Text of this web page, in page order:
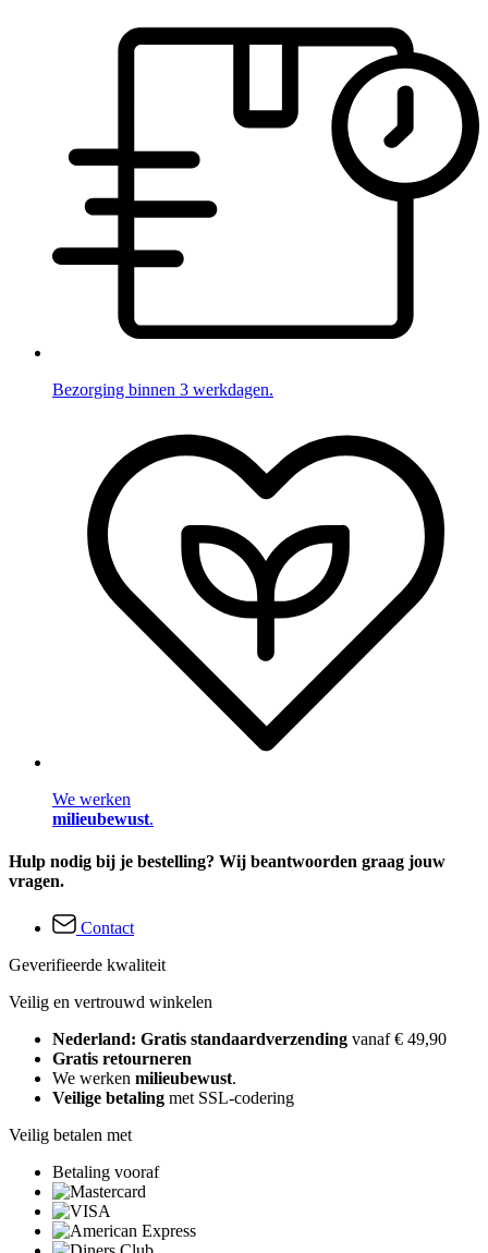
Bezorging binnen 3 werkdagen.
We werken
milieubewust.
Hulp nodig bij je bestelling? Wij beantwoorden graag jouw
vragen.
Contact
Geverifieerde kwaliteit
Veilig en vertrouwd winkelen
Nederland: Gratis standaardverzending vanaf € 49,90
Gratis retourneren
We werken milieubewust.
Veilige betaling met SSL-codering
Veilig betalen met
Betaling vooraf